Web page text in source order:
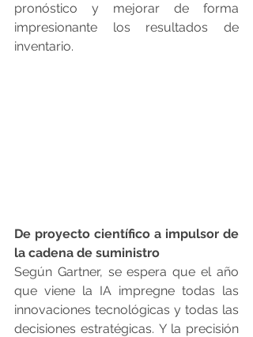
pronóstico y mejorar de forma
impresionante los resultados de
inventario.
De proyecto científico a impulsor de
la cadena de suministro
Según Gartner, se espera que el año
que viene la IA impregne todas las
innovaciones tecnológicas y todas las
decisiones estratégicas. Y la precisión